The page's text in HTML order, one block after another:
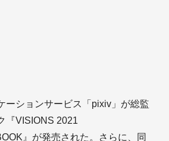
ーションサービス「pixiv」が総監
『VISIONS 2021
』が発売された。さらに、同